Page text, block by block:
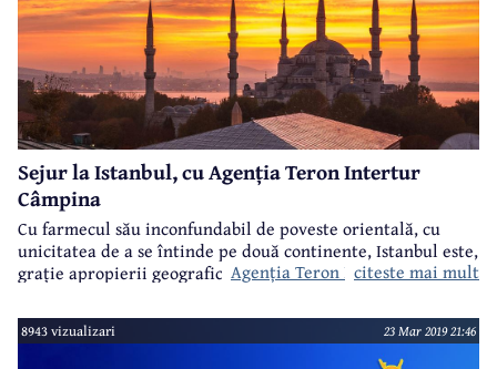
Sejur la Istanbul, cu Agenția Teron Intertur
Câmpina
Cu farmecul său inconfundabil de poveste orientală, cu
unicitatea de a se întinde pe două continente, Istanbul este,
grație apropierii geografice de România, o destinație
turcești fac furori, Istanbulul atrage și mai mult, astfel că
Agenția Teron Intertur Câmpina
vine în întâmpinarea persoanelor dornice să petreacă fie și
numai câteva zile în splendida metropolă de pe malurile
citeste mai mult
8943 vizualizari 23 Mar 2019 21:46